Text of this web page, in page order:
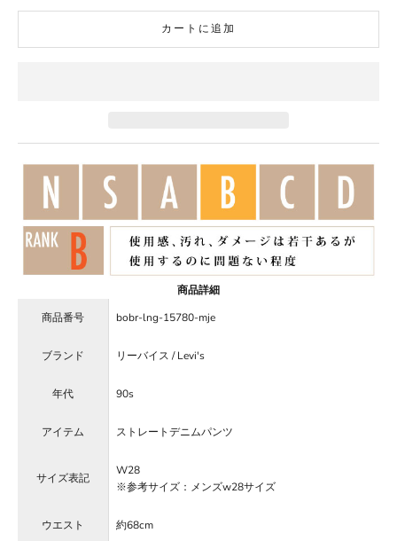
カートに追加
商品詳細
商品番号
bobr-lng-15780-mje
ブランド リーバイス / Levi's
年代 90s
アイテム ストレートデニムパンツ
サイズ表記
W28
※参考サイズ：メンズw28サイズ
ウエスト 約68cm